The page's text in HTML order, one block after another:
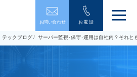
お問い合わせ お電話
メ
ュ
ー
テックブログ サーバー監視･保守･運用は自社内？それと